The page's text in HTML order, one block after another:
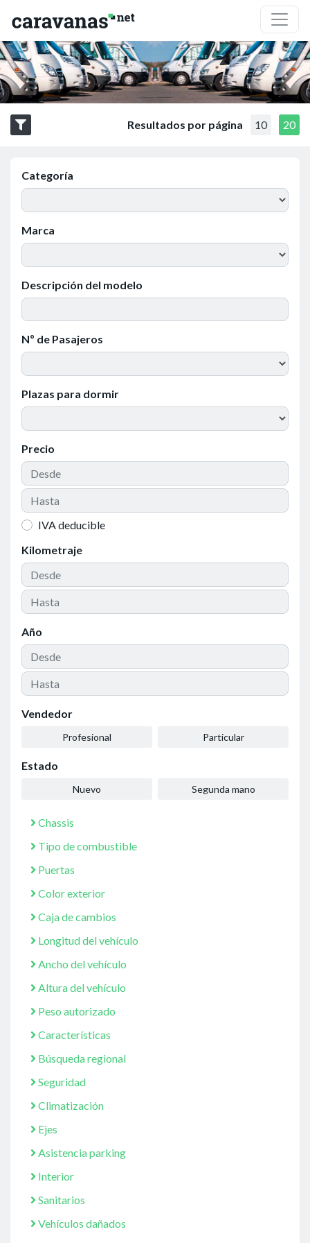
Resultados por página 10 20
Categoría
Marca
Descripción del modelo
Nº de Pasajeros
Plazas para dormir
Precio
IVA deducible
Kilometraje
Año
Vendedor
Profesional Particular
Estado
Nuevo Segunda mano
Chassis
Tipo de combustible
Puertas
Color exterior
Caja de cambios
Longitud del vehículo
Ancho del vehículo
Altura del vehículo
Peso autorizado
Características
Búsqueda regional
Seguridad
Climatización
Ejes
Asistencia parking
Interior
Sanitarios
Vehículos dañados